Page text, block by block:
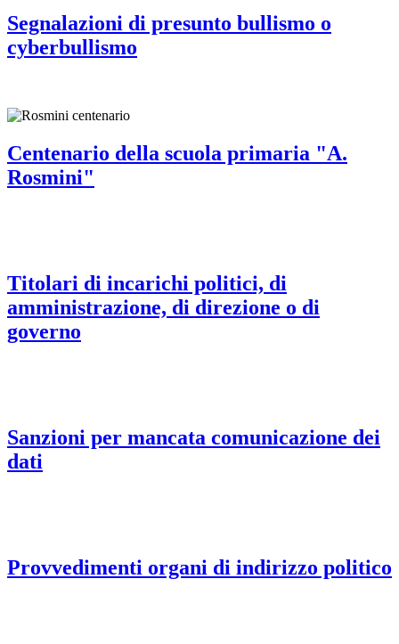
Segnalazioni di presunto bullismo o
cyberbullismo
Centenario della scuola primaria "A.
Rosmini"
Titolari di incarichi politici, di
amministrazione, di direzione o di
governo
Sanzioni per mancata comunicazione dei
dati
Provvedimenti organi di indirizzo politico